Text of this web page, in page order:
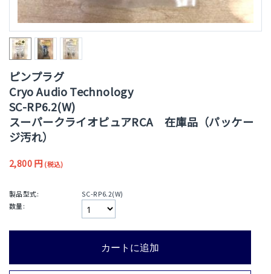
ピンプラグ
Cryo Audio Technology
SC-RP6.2(W)
スーパークライオピュアRCA 在庫品（パッケー
ジ汚れ）
2,800円 (税込)
製品型式:
SC-RP6.2(W)
数量:
カートに追加